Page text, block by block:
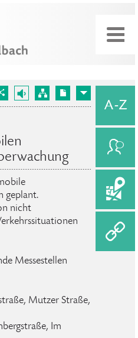
geplant.
nicht
Messestellen
Mutzer Straße,
Im